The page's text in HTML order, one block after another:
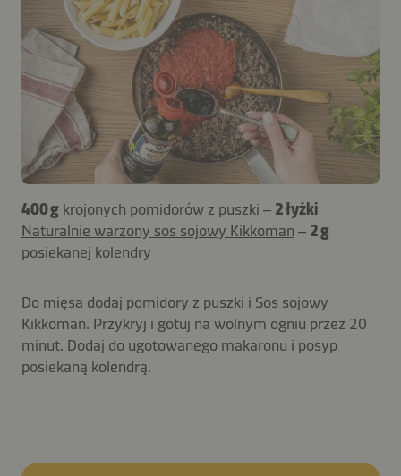
400 g krojonych pomidorów z puszki – 2 łyżki
Naturalnie warzony sos sojowy Kikkoman – 2 g
posiekanej kolendry
Do mięsa dodaj pomidory z puszki i Sos sojowy
Kikkoman. Przykryj i gotuj na wolnym ogniu przez 20
minut. Dodaj do ugotowanego makaronu i posyp
posiekaną kolendrą.